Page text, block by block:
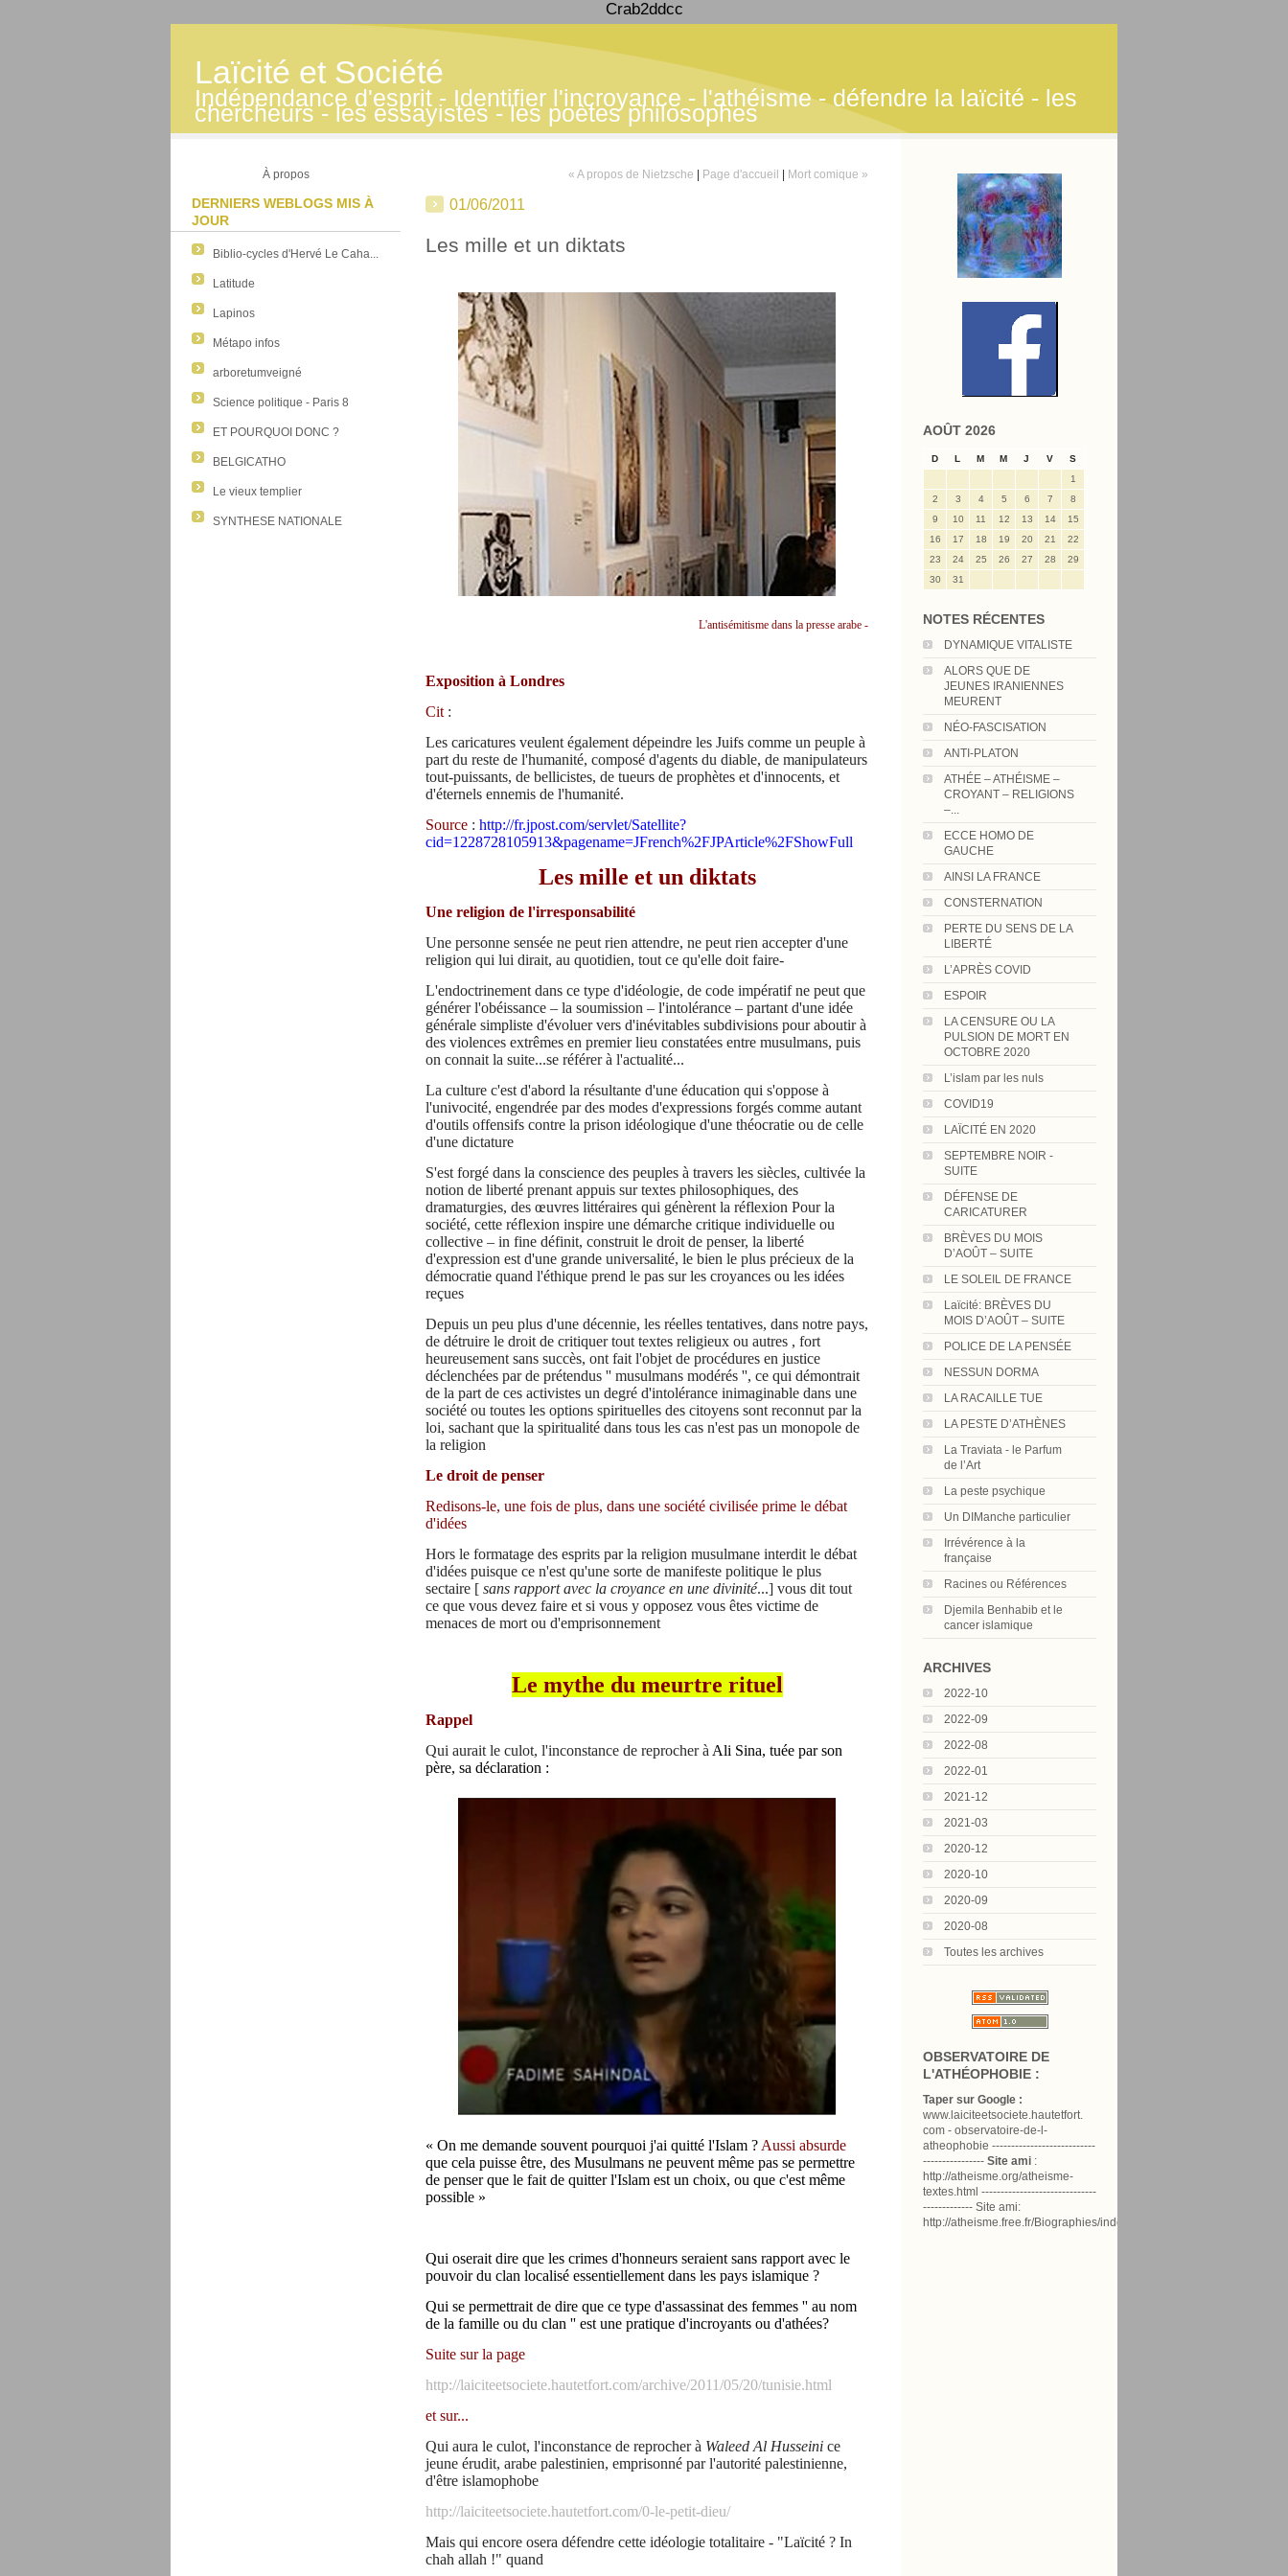
Crab2ddcc
Laïcité et Société
Indépendance d'esprit - Identifier l'incroyance - l'athéisme - défendre la laïcité - les
chercheurs - les essayistes - les poètes philosophes
À propos
DERNIERS WEBLOGS MIS À
JOUR
Biblio-cycles d'Hervé Le Caha...
Latitude
Lapinos
Métapo infos
arboretumveigné
Science politique - Paris 8
ET POURQUOI DONC ?
BELGICATHO
Le vieux templier
SYNTHESE NATIONALE
AOÛT 2026
D L M M J V
S
1
2
3 4 5 6 7
8
9
10 11 12 13 14
15
16
17 18 19 20 21
22
23
24 25 26 27 28
29
30
31
NOTES RÉCENTES
DYNAMIQUE VITALISTE
ALORS QUE DE
JEUNES IRANIENNES
MEURENT
NÉO-FASCISATION
ANTI-PLATON
ATHÉE – ATHÉISME –
CROYANT – RELIGIONS
–...
ECCE HOMO DE
GAUCHE
AINSI LA FRANCE
CONSTERNATION
PERTE DU SENS DE LA
LIBERTÉ
L’APRÈS COVID
ESPOIR
LA CENSURE OU LA
PULSION DE MORT EN
OCTOBRE 2020
L’islam par les nuls
COVID19
LAÏCITÉ EN 2020
SEPTEMBRE NOIR -
SUITE
DÉFENSE DE
CARICATURER
BRÈVES DU MOIS
D’AOÛT – SUITE
LE SOLEIL DE FRANCE
Laïcité: BRÈVES DU
MOIS D’AOÛT – SUITE
POLICE DE LA PENSÉE
NESSUN DORMA
LA RACAILLE TUE
LA PESTE D’ATHÈNES
La Traviata - le Parfum
de l’Art
La peste psychique
Un DIManche particulier
Irrévérence à la
française
Racines ou Références
Djemila Benhabib et le
cancer islamique
ARCHIVES
2022-10
2022-09
2022-08
2022-01
2021-12
2021-03
2020-12
2020-10
2020-09
2020-08
Toutes les archives
OBSERVATOIRE DE
L'ATHÉOPHOBIE :
Taper sur Google :
www.laiciteetsociete.hautetfort.
com - observatoire-de-l-
atheophobie ---------------------------
---------------- Site ami :
http://atheisme.org/atheisme-
textes.html ------------------------------
------------- Site ami:
http://atheisme.free.fr/Biographies/index.html
« A propos de Nietzsche Page d'accueil Mort comique »
01/06/2011
Les mille et un diktats
L'antisémitisme dans la presse arabe -
Exposition à Londres
Cit :
Les caricatures veulent également dépeindre les Juifs comme un peuple à
part du reste de l'humanité, composé d'agents du diable, de manipulateurs
tout-puissants, de bellicistes, de tueurs de prophètes et d'innocents, et
d'éternels ennemis de l'humanité.
Source : http://fr.jpost.com/servlet/Satellite?
cid=1228728105913&pagename=JFrench%2FJPArticle%2FShowFull
Les mille et un diktats
Une religion de l'irresponsabilité
Une personne sensée ne peut rien attendre, ne peut rien accepter d'une
religion qui lui dirait, au quotidien, tout ce qu'elle doit faire-
L'endoctrinement dans ce type d'idéologie, de code impératif ne peut que
générer l'obéissance – la soumission – l'intolérance – partant d'une idée
générale simpliste d'évoluer vers d'inévitables subdivisions pour aboutir à
des violences extrêmes en premier lieu constatées entre musulmans, puis
on connait la suite...se référer à l'actualité...
La culture c'est d'abord la résultante d'une éducation qui s'oppose à
l'univocité, engendrée par des modes d'expressions forgés comme autant
d'outils offensifs contre la prison idéologique d'une théocratie ou de celle
d'une dictature
S'est forgé dans la conscience des peuples à travers les siècles, cultivée la
notion de liberté prenant appuis sur textes philosophiques, des
dramaturgies, des œuvres littéraires qui génèrent la réflexion Pour la
société, cette réflexion inspire une démarche critique individuelle ou
collective – in fine définit, construit le droit de penser, la liberté
d'expression est d'une grande universalité, le bien le plus précieux de la
démocratie quand l'éthique prend le pas sur les croyances ou les idées
reçues
Depuis un peu plus d'une décennie, les réelles tentatives, dans notre pays,
de détruire le droit de critiquer tout textes religieux ou autres , fort
heureusement sans succès, ont fait l'objet de procédures en justice
déclenchées par de prétendus '' musulmans modérés '', ce qui démontrait
de la part de ces activistes un degré d'intolérance inimaginable dans une
société ou toutes les options spirituelles des citoyens sont reconnut par la
loi, sachant que la spiritualité dans tous les cas n'est pas un monopole de
la religion
Le droit de penser
Redisons-le, une fois de plus, dans une société civilisée prime le débat
d'idées
Hors le formatage des esprits par la religion musulmane interdit le débat
d'idées puisque ce n'est qu'une sorte de manifeste politique le plus
sectaire [ sans rapport avec la croyance en une divinité...] vous dit tout
ce que vous devez faire et si vous y opposez vous êtes victime de
menaces de mort ou d'emprisonnement
Le mythe du meurtre rituel
Rappel
Qui aurait le culot, l'inconstance de reprocher à Ali Sina, tuée par son
père, sa déclaration :
« On me demande souvent pourquoi j'ai quitté l'Islam ? Aussi absurde
que cela puisse être, des Musulmans ne peuvent même pas se permettre
de penser que le fait de quitter l'Islam est un choix, ou que c'est même
possible »
Qui oserait dire que les crimes d'honneurs seraient sans rapport avec le
pouvoir du clan localisé essentiellement dans les pays islamique ?
Qui se permettrait de dire que ce type d'assassinat des femmes '' au nom
de la famille ou du clan '' est une pratique d'incroyants ou d'athées?
Suite sur la page
http://laiciteetsociete.hautetfort.com/archive/2011/05/20/tunisie.html
et sur...
Qui aura le culot, l'inconstance de reprocher à Waleed Al Husseini ce
jeune érudit, arabe palestinien, emprisonné par l'autorité palestinienne,
d'être islamophobe
http://laiciteetsociete.hautetfort.com/0-le-petit-dieu/
Mais qui encore osera défendre cette idéologie totalitaire - "Laïcité ? In
chah allah !" quand